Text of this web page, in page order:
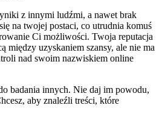
z innymi ludźmi, a nawet brak
na twojej postaci, co utrudnia komuś
Ci możliwości. Twoja reputacja
między uzyskaniem szansy, ale nie ma
nad swoim nazwiskiem online
badania innych. Nie daj im powodu,
aby znaleźli treści, które